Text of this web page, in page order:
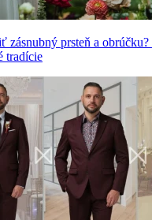
zásnubný prsteň a
tradície